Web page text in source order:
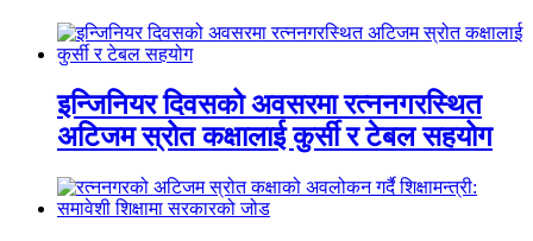
इन्जिनियर दिवसको अवसरमा रत्ननगरस्थित
अटिजम स्रोत कक्षालाई कुर्सी र टेबल सहयोग